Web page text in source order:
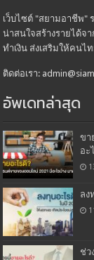
เว็บไซต์ "สยามอาชีพ"
น่าสนใจสร้างรายได้จ
ทำเงิน ส่งเสริมให้คนไ
ติดต่อเรา:
อัพเดทล่าสุด
ขา
อะ
ลง
ช่ว